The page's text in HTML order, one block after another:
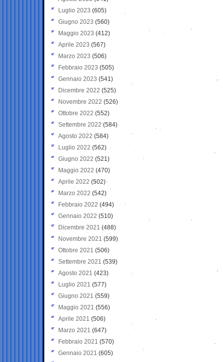
Luglio 2023 (605)
Giugno 2023 (560)
Maggio 2023 (412)
Aprile 2023 (567)
Marzo 2023 (506)
Febbraio 2023 (505)
Gennaio 2023 (541)
Dicembre 2022 (525)
Novembre 2022 (526)
Ottobre 2022 (552)
Settembre 2022 (584)
Agosto 2022 (584)
Luglio 2022 (562)
Giugno 2022 (521)
Maggio 2022 (470)
Aprile 2022 (502)
Marzo 2022 (542)
Febbraio 2022 (494)
Gennaio 2022 (510)
Dicembre 2021 (488)
Novembre 2021 (599)
Ottobre 2021 (506)
Settembre 2021 (539)
Agosto 2021 (423)
Luglio 2021 (577)
Giugno 2021(559)
Maggio 2021 (556)
Aprile 2021 (506)
Marzo 2021 (647)
Febbraio 2021 (570)
Gennaio 2021 (605)